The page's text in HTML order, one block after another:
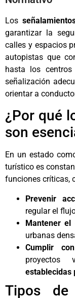
Los
garantizar la
calles y espacios
autopistas que
hasta los
señalización
orientar a
¿Por qué
son
En un estado
turístico es
funciones críticas,
Prevenir
regular el
Mantener el
urbanas
Cumplir
establecidas
Tipos de